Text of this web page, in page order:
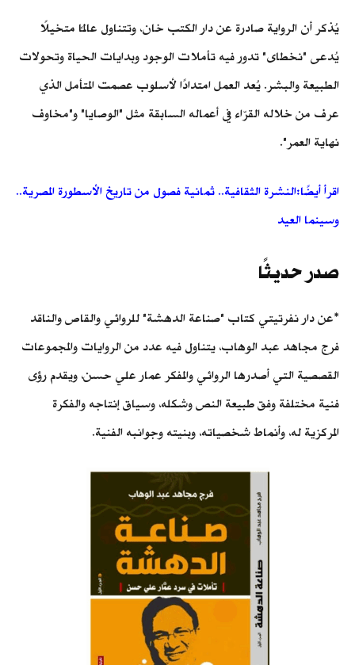
يُذكر أن الرواية صادرة عن دار الكتب خان، وتتناول عالمًا متخيلًا
يُدعى "نخطاى" تدور فيه تأملات الوجود وبدايات الحياة وتحولات
الطبيعة والبشر. يُعد العمل امتدادًا لأسلوب عصمت المتأمل الذي
عرف من خلاله القرّاء في أعماله السابقة مثل "الوصايا" و"مخاوف
نهاية العمر".
اقرأ أيضًا:النشرة الثقافية.. ثمانية فصول من تاريخ الأسطورة المصرية..
وسينما العيد
صدر حديثًا
*عن دار نفرتيتي كتاب "صناعة الدهشة" للروائي والقاص والناقد
فرج مجاهد عبد الوهاب، يتناول فيه عدد من الروايات والمجموعات
القصصية التي أصدرها الروائي والمفكر عمار علي حسن، ويقدم رؤى
فنية مختلفة وفق طبيعة النص وشكله، وسياق إنتاجه والفكرة
المركزية له، وأنماط شخصياته، وبنيته وجوانبه الفنية.